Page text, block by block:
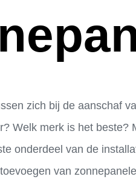
zich bij de aanschaf
Welk merk is het beste?
onderdeel van de
van